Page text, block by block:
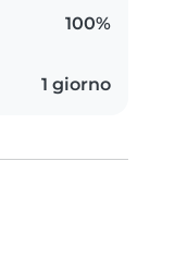
100%
1 giorno